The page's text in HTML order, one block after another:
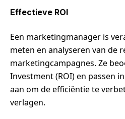
Effectieve ROI
Een marketingmanager is
meten en analyseren van de
marketingcampagnes. Ze
Investment (ROI) en passen
aan om de efficiëntie te
verlagen.